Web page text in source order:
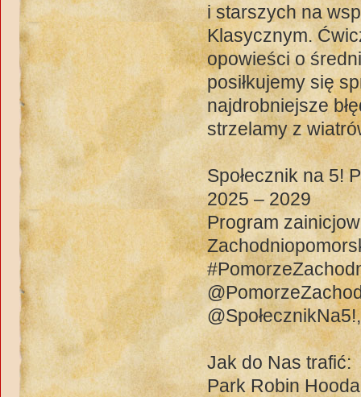
i starszych na
Klasycznym.
opowieści o
posiłkujemy się
najdrobniejsze
strzelamy z
Społecznik na 5!
2025 – 2029
Program
Jak do Nas trafić:
Park Robin